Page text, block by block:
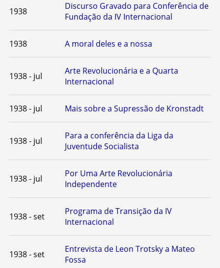
1938
Discurso Gravado para Conferência de
Fundação da IV Internacional
1938 A moral deles e a nossa
1938 - jul
Arte Revolucionária e a Quarta
Internacional
1938 - jul Mais sobre a Supressão de Kronstadt
1938 - jul
Para a conferência da Liga da
Juventude Socialista
1938 - jul
Por Uma Arte Revolucionária
Independente
1938 - set
Programa de Transição da IV
Internacional
1938 - set
Entrevista de Leon Trotsky a Mateo
Fossa